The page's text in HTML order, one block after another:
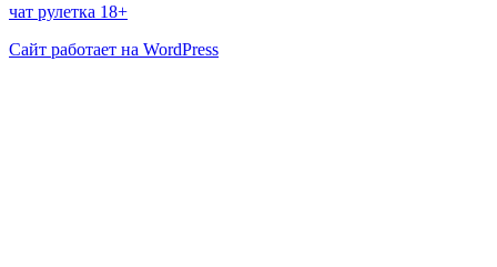
чат рулетка 18+
Сайт работает на WordPress